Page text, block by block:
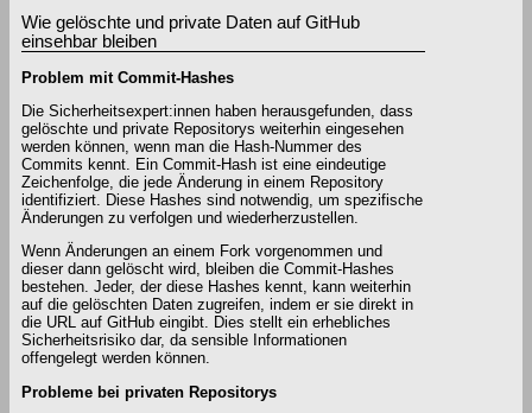
Wie gelöschte und private Daten auf GitHub
einsehbar bleiben
Problem mit Commit-Hashes
Die Sicherheitsexpert:innen haben herausgefunden, dass
gelöschte und private Repositorys weiterhin eingesehen
werden können, wenn man die Hash-Nummer des
Commits kennt. Ein Commit-Hash ist eine eindeutige
Zeichenfolge, die jede Änderung in einem Repository
identifiziert. Diese Hashes sind notwendig, um spezifische
Änderungen zu verfolgen und wiederherzustellen.
Wenn Änderungen an einem Fork vorgenommen und
dieser dann gelöscht wird, bleiben die Commit-Hashes
bestehen. Jeder, der diese Hashes kennt, kann weiterhin
auf die gelöschten Daten zugreifen, indem er sie direkt in
die URL auf GitHub eingibt. Dies stellt ein erhebliches
Sicherheitsrisiko dar, da sensible Informationen
offengelegt werden können.
Probleme bei privaten Repositorys